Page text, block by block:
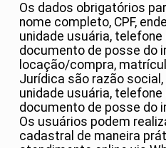
Os dados obrigatórios
nome completo, CPF,
unidade usuária, telefone
documento de posse do
locação/compra,
Jurídica são razão social,
unidade usuária,
documento de posse do
Os usuários podem
cadastral de maneira